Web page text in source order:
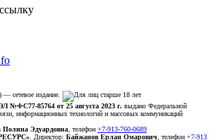
— сетевое издание.
№ФС77-85764 от 25 августа 2023 г. выдано Федеральной
информационных технологий и массовых коммуникаций
Полина Эдуардовна , телефон +7-913-760-0689
. Директор: Байжанов Ерлан Омарович , телефон +7-913